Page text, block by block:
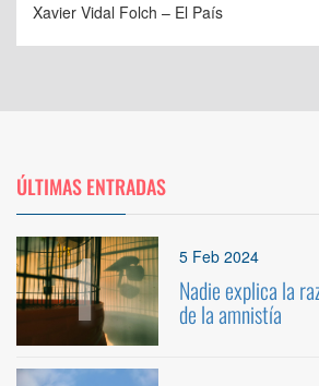
Xavier Vidal Folch – El País
ÚLTIMAS ENTRADAS
1 5 Feb 2024
Nadie explica la
de la amnistía